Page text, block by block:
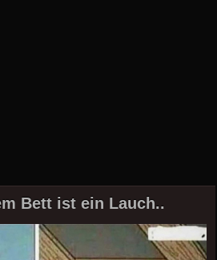
Bett ist ein Lauch..